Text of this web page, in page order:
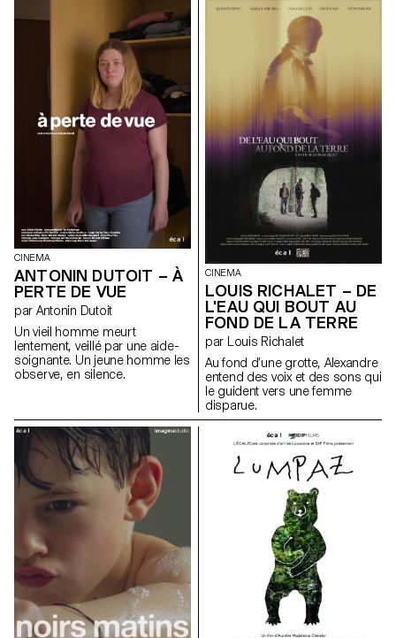
notamment signé l'image des
films suisses Laissez-moi de
Maxime Rappaz (2023) et À
bras-le-corps de Marie-Elsa
Sgualdo (2025).
CINEMA
ANTONIN DUTOIT – À
PERTE DE VUE
par Antonin Dutoit
Un vieil homme meurt
lentement, veillé par une aide-
soignante. Un jeune homme les
observe, en silence.
CINEMA
LOUIS RICHALET – DE
L'EAU QUI BOUT AU
FOND DE LA TERRE
par Louis Richalet
Au fond d’une grotte, Alexandre
entend des voix et des sons qui
le guident vers une femme
disparue.